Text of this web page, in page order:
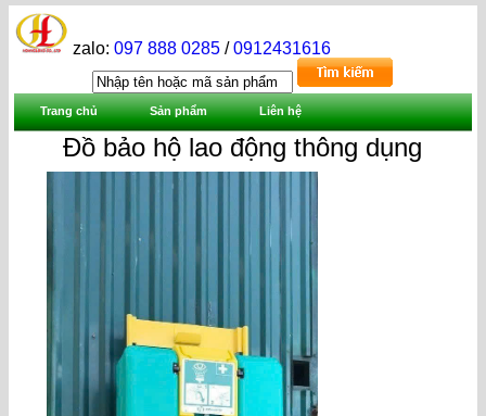
zalo:097 888 0285 /0912431616
Trang chủ Sản phẩm Liên hệ
Đồ bảo hộ lao động thông dụng